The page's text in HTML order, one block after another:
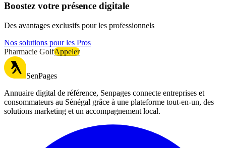
Boostez votre présence digitale
Des avantages exclusifs pour les professionnels
Nos solutions pour les Pros
Pharmacie GolfAppeler
SenPages
Annuaire digital de référence, Senpages connecte entreprises et
consommateurs au Sénégal grâce à une plateforme tout-en-un, des
solutions marketing et un accompagnement local.